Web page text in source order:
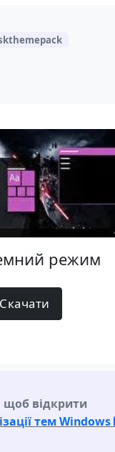
режим
Скачати
щоб відкрити
тем Windows